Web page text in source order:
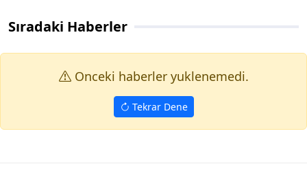
Sıradaki Haberler
Onceki haberler yuklenemedi.
Tekrar Dene